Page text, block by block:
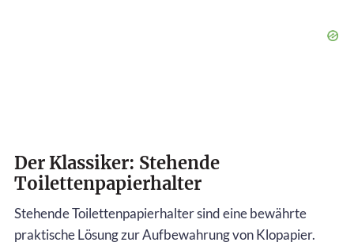
Der Klassiker: Stehende
Toilettenpapierhalter
Stehende Toilettenpapierhalter sind eine bewährte
praktische Lösung zur Aufbewahrung von Klopapier.